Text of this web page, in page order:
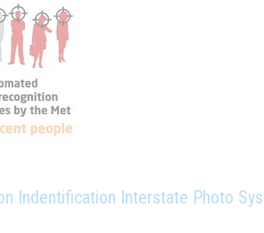
Indentification Interstate Photo